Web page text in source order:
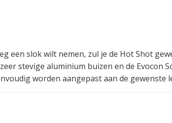
een slok wilt nemen, zul je de Hot Shot
stevige aluminium buizen en de
worden aangepast aan de gewenste